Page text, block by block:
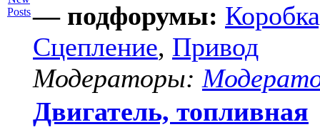
— подфорумы:
Сцепление, Привод
Модераторы:
Двигатель, топливная